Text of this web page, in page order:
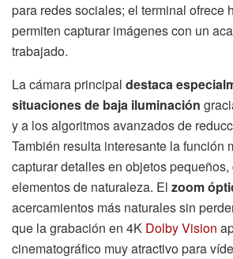
para redes sociales; el terminal ofrece
permiten capturar imágenes con un
trabajado.
La cámara principal destaca
situaciones de baja iluminación
y a los algoritmos avanzados de
También resulta interesante la función
capturar detalles en objetos
elementos de naturaleza. El zoom
acercamientos más naturales sin
que la grabación en 4K Dolby Vision
cinematográfico muy atractivo para